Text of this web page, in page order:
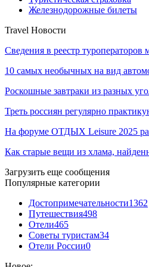
Железнодорожные билеты
Travel Новости
Сведения в реестр
10 самых необычных на вид
Роскошные завтраки из разных
Треть россиян регулярно
На форуме ОТДЫХ Leisure 2025
Как старые вещи из хлама,
Загрузить еще сообщения
Популярные категории
Достопримечательности1362
Путешествия498
Отели465
Советы туристам34
Отели России0